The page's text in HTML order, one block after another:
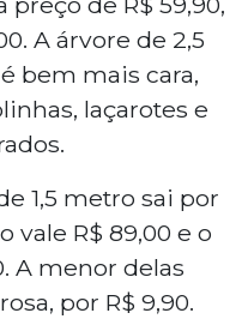
A árvore de 2,5
bem mais cara,
laçarotes e
1,5 metro sai por
vale R$ 89,00 e o
A menor delas
por R$ 9,90.